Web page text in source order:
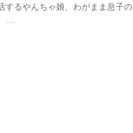
するやんちゃ娘、わがまま息子の